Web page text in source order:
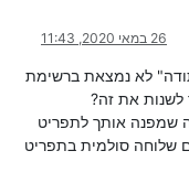
26 במאי 2020, 11:43
לא נמצאת ברשימת
לשנות את זה?
שמפנה אותך לתפריט
שלוחה סולמית בתפריט